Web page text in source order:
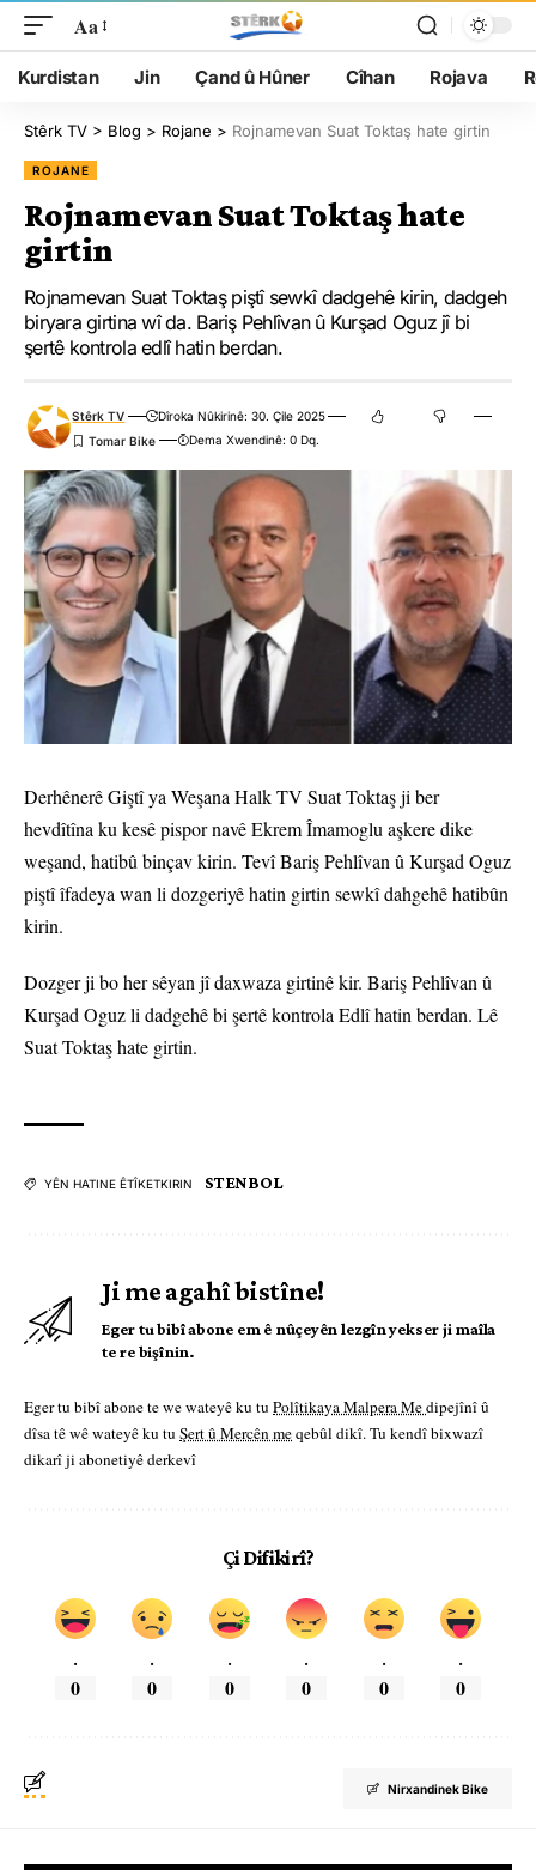
Aa
Kurdistan Jin Çand û Hûner Cîhan Rojava
Stêrk TV > Blog > Rojane > Rojnamevan Suat Toktaş hate girtin
ROJANE
Rojnamevan Suat Toktaş hate
girtin
Rojnamevan Suat Toktaş piştî sewkî dadgehê kirin, dadgeh
biryara girtina wî da. Bariş Pehlîvan û Kurşad Oguz jî bi
şertê kontrola edlî hatin berdan.
Stêrk TV
Dîroka Nûkirinê: 30. Çile 2025
Dema Xwendinê: 0 Dq.
Derhênerê Giştî ya Weşana Halk TV Suat Toktaş ji ber
hevdîtîna ku kesê pispor navê Ekrem Îmamoglu aşkere dike
weşand, hatibû binçav kirin. Tevî Bariş Pehlîvan û Kurşad Oguz
piştî îfadeya wan li dozgeriyê hatin girtin sewkî dahgehê hatibûn
kirin.
Dozger ji bo her sêyan jî daxwaza girtinê kir. Bariş Pehlîvan û
Kurşad Oguz li dadgehê bi şertê kontrola Edlî hatin berdan. Lê
Suat Toktaş hate girtin.
YÊN HATINE ÊTÎKETKIRIN STENBOL
Ji me agahî bistîne!
Eger tu bibî abone em ê nûçeyên lezgîn yekser ji maîla
te re bişînin.
Eger tu bibî abone te we wateyê ku tu Polîtikaya Malpera Medipejînî û
dîsa tê wê wateyê ku tu Şert û Mercên meqebûl dikî. Tu kendî bixwazî
dikarî ji abonetiyê derkevî
Çi Difikirî?
.
0
.
0
.
0
.
0
.
0
.
0
Nirxandinek Bike